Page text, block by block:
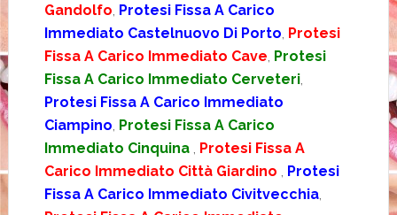
Gandolfo Protesi Fissa A Carico
Immediato Castelnuovo Di Porto Protesi
Fissa A Carico Immediato Cave Protesi
Fissa A Carico Immediato Cerveteri,
Protesi Fissa A Carico Immediato
Ciampino Protesi Fissa A Carico
Immediato Cinquina
Protesi Fissa A
Carico Immediato Città Giardino
Protesi
Fissa A Carico Immediato Civitvecchia,